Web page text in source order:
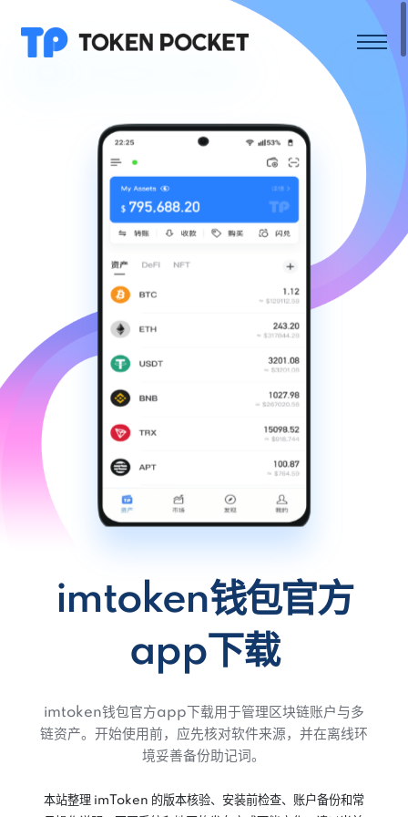
imtoken钱包官方
app下载
imtoken钱包官方app下载用于管理区块链账户与多
链资产。开始使用前，应先核对软件来源，并在离线环
境妥善备份助记词。
本站整理 imToken 的版本核验、安装前检查、账户备份和常